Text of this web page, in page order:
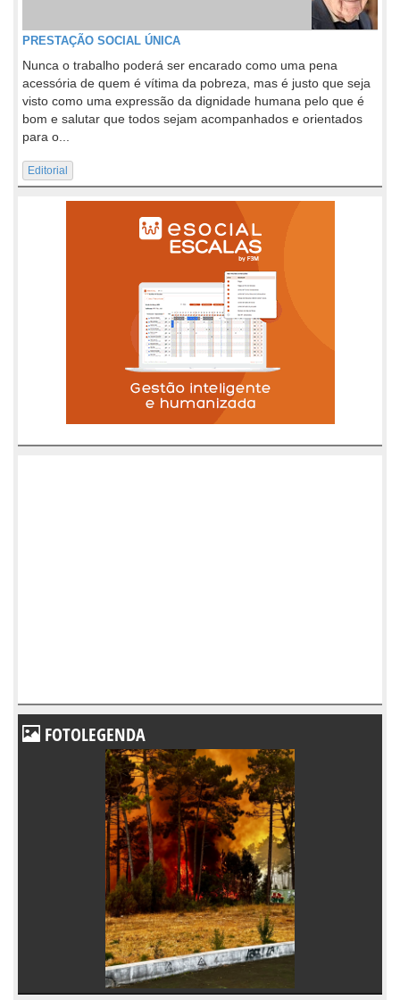
PRESTAÇÃO SOCIAL ÚNICA
Nunca o trabalho poderá ser encarado como uma pena
acessória de quem é vítima da pobreza, mas é justo que seja
visto como uma expressão da dignidade humana pelo que é
bom e salutar que todos sejam acompanhados e orientados
para o...
Editorial
FOTOLEGENDA